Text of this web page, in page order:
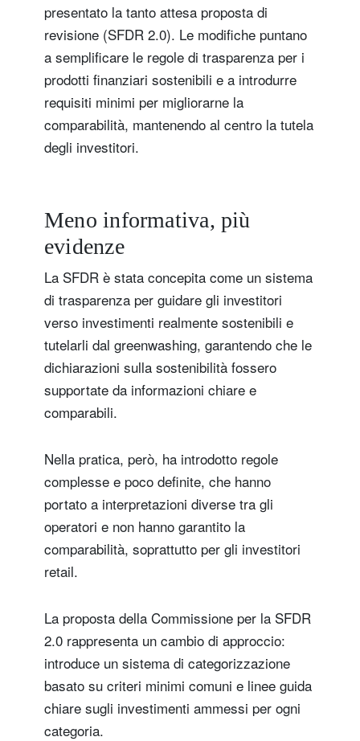
presentato la tanto attesa proposta di
revisione (SFDR 2.0). Le modifiche puntano
a semplificare le regole di trasparenza per i
prodotti finanziari sostenibili e a introdurre
requisiti minimi per migliorarne la
comparabilità, mantenendo al centro la tutela
degli investitori.
Meno informativa, più
evidenze
La SFDR è stata concepita come un sistema
di trasparenza per guidare gli investitori
verso investimenti realmente sostenibili e
tutelarli dal greenwashing, garantendo che le
dichiarazioni sulla sostenibilità fossero
supportate da informazioni chiare e
comparabili.
Nella pratica, però, ha introdotto regole
complesse e poco definite, che hanno
portato a interpretazioni diverse tra gli
operatori e non hanno garantito la
comparabilità, soprattutto per gli investitori
retail.
La proposta della Commissione per la SFDR
2.0 rappresenta un cambio di approccio:
introduce un sistema di categorizzazione
basato su criteri minimi comuni e linee guida
chiare sugli investimenti ammessi per ogni
categoria.